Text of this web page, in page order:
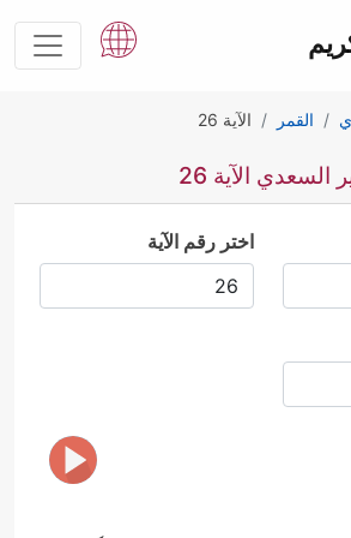
القمر الآية 26
الآية 26
اختر رقم الآية